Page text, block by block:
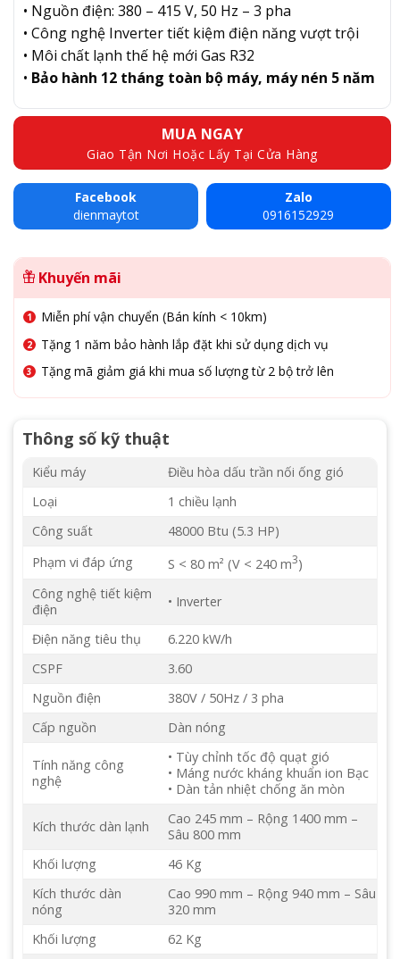
• Nguồn điện: 380 – 415 V, 50 Hz – 3 pha
• Công nghệ Inverter tiết kiệm điện năng vượt trội
• Môi chất lạnh thế hệ mới Gas R32
• Bảo hành 12 tháng toàn bộ máy, máy nén 5 năm
MUA NGAY
Giao Tận Nơi Hoặc Lấy Tại Cửa Hàng
Facebook
dienmaytot
Zalo
0916152929
Khuyến mãi
Miễn phí vận chuyển (Bán kính < 10km)
Tặng 1 năm bảo hành lắp đặt khi sử dụng dịch vụ
Tặng mã giảm giá khi mua số lượng từ 2 bộ trở lên
Thông số kỹ thuật
Kiểu máy
Điều hòa dấu trần nối ống gió
Loại
1 chiều lạnh
Công suất
48000 Btu (5.3 HP)
Phạm vi đáp ứng
S < 80 m² (V < 240 m3)
Công nghệ tiết kiệm
điện
• Inverter
Điện năng tiêu thụ
6.220 kW/h
CSPF
3.60
Nguồn điện
380V / 50Hz / 3 pha
Cấp nguồn
Dàn nóng
Tính năng công
nghệ
• Tùy chỉnh tốc độ quạt gió
• Máng nước kháng khuẩn ion Bạc
• Dàn tản nhiệt chống ăn mòn
Kích thước dàn lạnh
Cao 245 mm – Rộng 1400 mm –
Sâu 800 mm
Khối lượng
46 Kg
Kích thước dàn
nóng
Cao 990 mm – Rộng 940 mm – Sâu
320 mm
Khối lượng
62 Kg